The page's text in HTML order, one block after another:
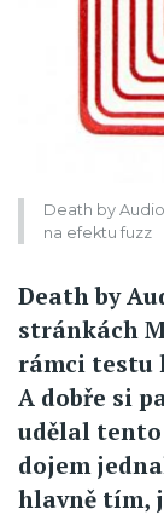
Death by
na efektu fuzz
Death by
stránkách
rámci testu
A dobře si
udělal tento
dojem
hlavně tím,